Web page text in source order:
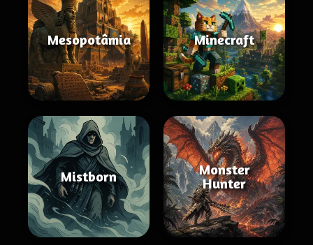
Mesopotâmia Minecraft
Mistborn
Monster
Hunter